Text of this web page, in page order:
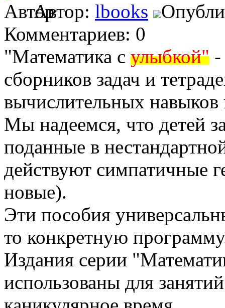
Автор: lbooks
Комментариев: 0
"Математика с улыбкой" -
сборников задач и
вычислительных навыков
Мы надеемся, что детей
поданные в
действуют симпатичные
новые).
Эти пособия
то конкретную
Издания серии
использованы для